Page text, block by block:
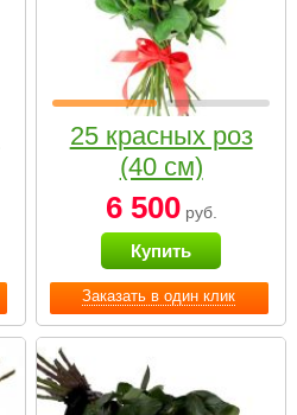
Заказать в один клик
25 красных роз
(40 см)
6 500руб.
Купить